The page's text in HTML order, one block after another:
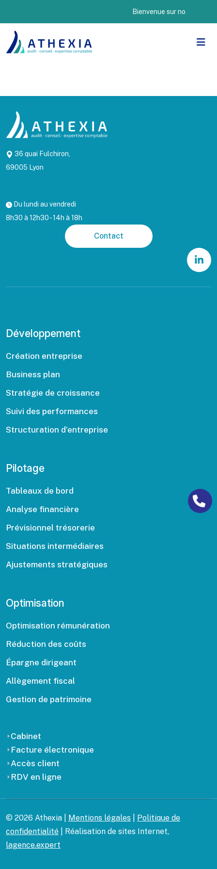
Bienvenue sur notre
36 quai Fulchiron,
69005 Lyon
Du lundi au vendredi
8h30 à 12h30 - 14h à 18h
Contact
Développement
Création entreprise
Business plan
Stratégie de croissance
Suivi des performances
Structuration d’entreprise
Pilotage
Tableaux de bord
Analyse financière
Prévisionnel trésorerie
Situations intermédiaires
Ajustements stratégiques
Optimisation
Optimisation rémunération
Réduction des coûts
Épargne dirigeant
Allègement fiscal
Gestion de patrimoine
Cabinet
Facture électronique
Accès client
RDV en ligne
© 2026 Athexia | Mentions légales
Politique de
confidentialité | Réalisation de sites Internet,
lagence.expert